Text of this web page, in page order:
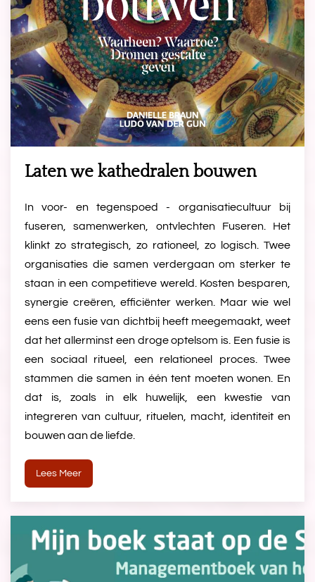
Laten we kathedralen bouwen
In voor- en tegenspoed - organisatiecultuur bij
fuseren, samenwerken, ontvlechten Fuseren. Het
klinkt zo strategisch, zo rationeel, zo logisch. Twee
organisaties die samen verdergaan om sterker te
staan in een competitieve wereld. Kosten besparen,
synergie creëren, efficiënter werken. Maar wie wel
eens een fusie van dichtbij heeft meegemaakt, weet
dat het allerminst een droge optelsom is. Een fusie is
een sociaal ritueel, een relationeel proces. Twee
stammen die samen in één tent moeten wonen. En
dat is, zoals in elk huwelijk, een kwestie van
integreren van cultuur, rituelen, macht, identiteit en
bouwen aan de liefde.
Lees Meer